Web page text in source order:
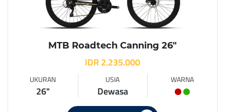
MTB Roadtech Canning 26″
IDR 2.235.000
UKURAN
26"
USIA
Dewasa
WARNA